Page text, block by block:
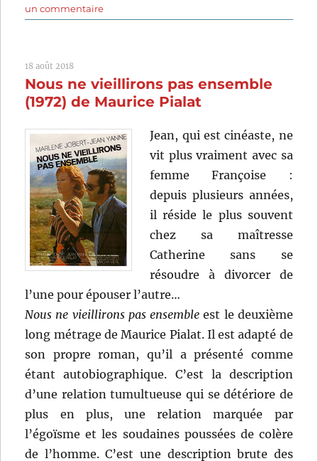
un commentairesur
Faut
enfants
du
Dieu
pour
des
canards
sauvages
(1968)
de
18 août 2018
Nous ne vieillirons pas ensemble
(1972) de Maurice Pialat
Jean, qui est cinéaste, ne
vit plus vraiment avec sa
femme Françoise :
depuis plusieurs années,
il réside le plus souvent
chez sa maîtresse
Catherine sans se
résoudre à divorcer de
l’une pour épouser l’autre…
Nous ne vieillirons pas ensemble est le deuxième
long métrage de Maurice Pialat. Il est adapté de
son propre roman, qu’il a présenté comme
étant autobiographique. C’est la description
d’une relation tumultueuse qui se détériore de
plus en plus, une relation marquée par
l’égoïsme et les soudaines poussées de colère
de l’homme. C’est une description brute des